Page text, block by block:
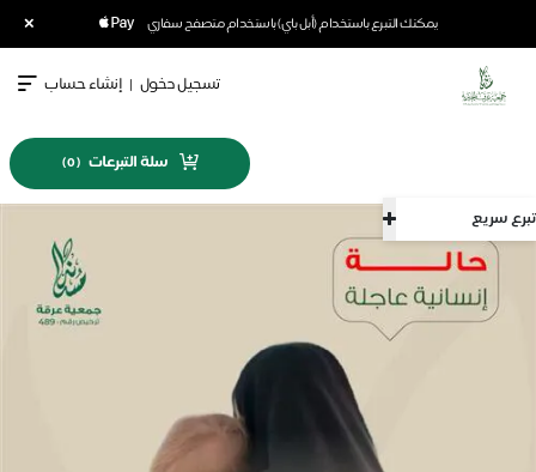
يمكنك التبرع باستخدام (أبل باي) باستخدام متصفح سفاري ×
تبرع سريع
تسجيل دخول | إنشاء حساب
سلة التبرعات (
0
)